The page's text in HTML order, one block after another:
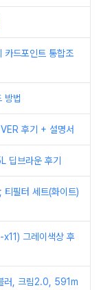
카드포인트 통합조
방법
후기 + 설명서
딥브라운 후기
필터 세트(화이트)
그레이색상 후
러, 크림2.0, 591m